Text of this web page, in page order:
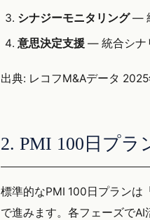
シナジーモニタリング—
意思決定支援 — 統合シナ
出典: レコフM&Aデータ
2. PMI 100日プ
標準的なPMI 100日プラン
で進みます。各フェーズでAI